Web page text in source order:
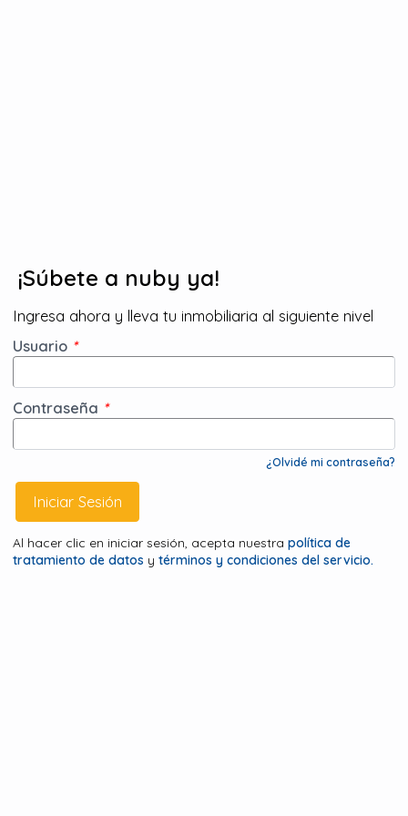
¡Súbete a nuby ya!
Ingresa ahora y lleva tu inmobiliaria al siguiente nivel
Usuario *
Contraseña *
¿Olvidé mi contraseña?
Al hacer clic en iniciar sesión, acepta nuestra política de
tratamiento de datos y términos y condiciones del servicio.